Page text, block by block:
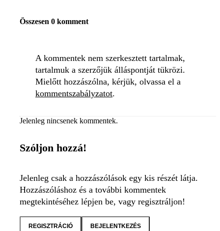
Összesen 0 komment
A kommentek nem szerkesztett tartalmak,
tartalmuk a szerzőjük álláspontját tükrözi.
Mielőtt hozzászólna, kérjük, olvassa el a
kommentszabályzatot.
Jelenleg nincsenek kommentek.
Szóljon hozzá!
Jelenleg csak a hozzászólások egy kis részét látja.
Hozzászóláshoz és a további kommentek
megtekintéséhez lépjen be, vagy regisztráljon!
REGISZTRÁCIÓ BEJELENTKEZÉS